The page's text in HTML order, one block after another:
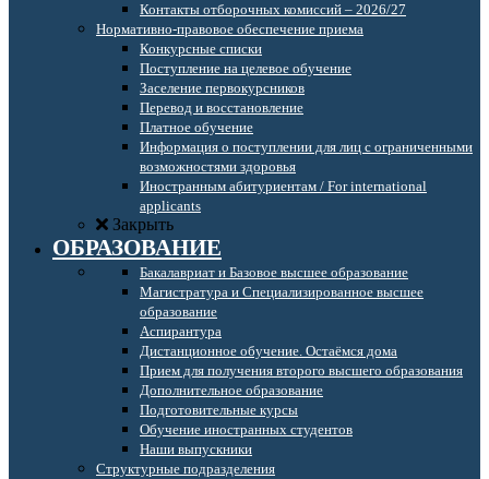
Контакты отборочных комиссий – 2026/27
Нормативно-правовое обеспечение приема
Конкурсные списки
Поступление на целевое обучение
Заселение первокурсников
Перевод и восстановление
Платное обучение
Информация о поступлении для лиц с ограниченными
возможностями здоровья
Иностранным абитуриентам / For international
applicants
Закрыть
ОБРАЗОВАНИЕ
Бакалавриат и Базовое высшее образование
Магистратура и Специализированное высшее
образование
Аспирантура
Дистанционное обучение. Остаёмся дома
Прием для получения второго высшего образования
Дополнительное образование
Подготовительные курсы
Обучение иностранных студентов
Наши выпускники
Структурные подразделения